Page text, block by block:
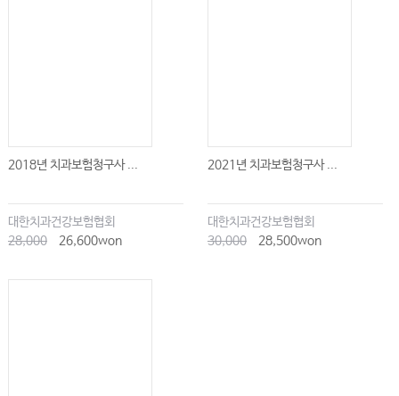
2018년 치과보험청구사 ...
대한치과건강보험협회
28,000
26,600won
2021년 치과보험청구사 ...
대한치과건강보험협회
30,000
28,500won